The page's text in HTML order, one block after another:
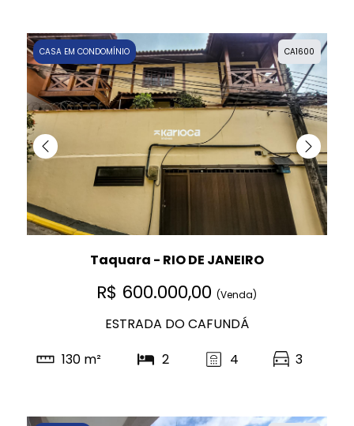
CA1600
CASA EM CONDOMÍNIO
Taquara - RIO DE JANEIRO
R$ 600.000,00(Venda)
ESTRADA DO CAFUNDÁ
130 m²
2 4 3